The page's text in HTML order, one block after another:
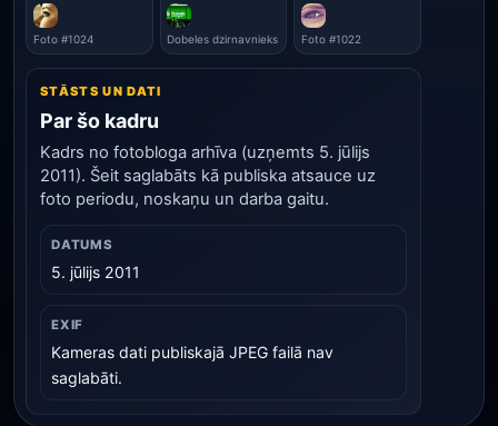
Foto #1024 Dobeles dzirnavnieks Foto #1022
STĀSTS UN DATI
Par šo kadru
Kadrs no fotobloga arhīva (uzņemts 5. jūlijs
2011). Šeit saglabāts kā publiska atsauce uz
foto periodu, noskaņu un darba gaitu.
DATUMS
5. jūlijs 2011
EXIF
Kameras dati publiskajā JPEG failā nav
saglabāti.